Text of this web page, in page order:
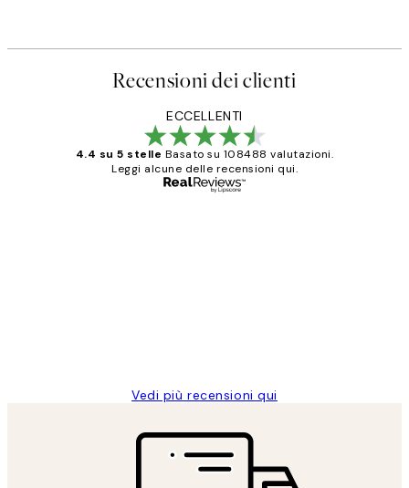
Recensioni dei clienti
ECCELLENTI
4.4 su 5 stelle Basato su 108488 valutazioni.
Leggi alcune delle recensioni qui.
Vedi più recensioni qui